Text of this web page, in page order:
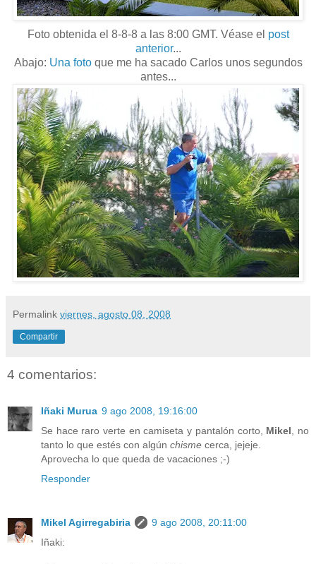
Foto obtenida el 8-8-8 a las 8:00 GMT. Véase el post
anterior...
Abajo: Una fotoque me ha sacado Carlos unos segundos
antes...
Permalink viernes, agosto 08, 2008
Compartir
4 comentarios:
Iñaki Murua 9 ago 2008, 19:16:00
Se hace raro verte en camiseta y pantalón corto, Mikel , no
tanto lo que estés con algún chisme cerca, jejeje.
Aprovecha lo que queda de vacaciones ;-)
Responder
Mikel Agirregabiria
9 ago 2008, 20:11:00
Iñaki: